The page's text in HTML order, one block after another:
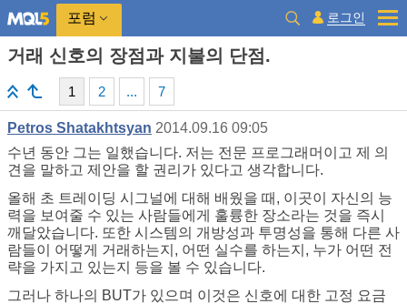
포럼 로그인
거래 신호의 장점과 지불의 단점.
1 2 ... 7
Petros Shatakhtsyan 2014.09.16 09:05
수년 동안 그는 일했습니다. 저는 전문 프로그래머이고 제 의
견을 말하고 제안을 할 권리가 있다고 생각합니다.
올해 초 트레이딩 시그널에 대해 배웠을 때, 이곳이 자신의 능
력을 보여줄 수 있는 사람들에게 훌륭한 장소라는 것을 즉시
깨달았습니다. 또한 시스템의 개방성과 투명성을 통해 다른 사
람들이 어떻게 거래하는지, 어떤 실수를 하는지, 누가 어떤 전
략을 가지고 있는지 등을 볼 수 있습니다.
그러나 하나의 BUT가 있으며 이것은 신호에 대한 고정 요금